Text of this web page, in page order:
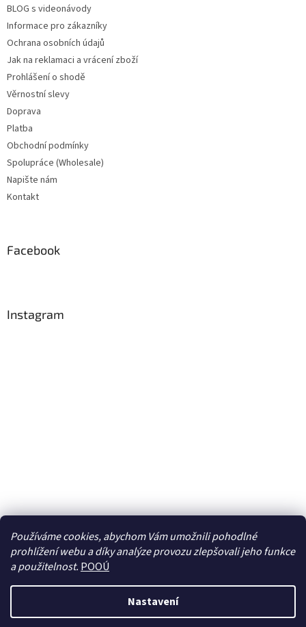
Používáme cookies, abychom Vám umožnili pohodlné
prohlížení webu a díky analýze provozu zlepšovali jeho funkce
a použitelnost. POOÚ
Nastavení
BLOG s videonávody
Informace pro zákazníky
Ochrana osobních údajů
Jak na reklamaci a vrácení zboží
Prohlášení o shodě
Věrnostní slevy
Doprava
Platba
Obchodní podmínky
Spolupráce (Wholesale)
Napište nám
Kontakt
Facebook
Instagram
Sledovat na Instagramu
Vytvořil Shoptet